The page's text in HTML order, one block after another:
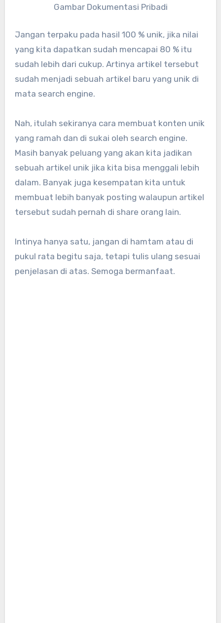
Gambar Dokumentasi Pribadi
Jangan terpaku pada hasil 100 % unik, jika nilai
yang kita dapatkan sudah mencapai 80 % itu
sudah lebih dari cukup. Artinya artikel tersebut
sudah menjadi sebuah artikel baru yang unik di
mata search engine.
Nah, itulah sekiranya cara membuat konten unik
yang ramah dan di sukai oleh search engine.
Masih banyak peluang yang akan kita jadikan
sebuah artikel unik jika kita bisa menggali lebih
dalam. Banyak juga kesempatan kita untuk
membuat lebih banyak posting walaupun artikel
tersebut sudah pernah di share orang lain.
Intinya hanya satu, jangan di hamtam atau di
pukul rata begitu saja, tetapi tulis ulang sesuai
penjelasan di atas. Semoga bermanfaat.